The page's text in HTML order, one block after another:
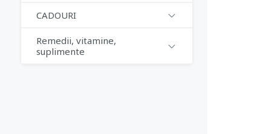
CADOURI
Remedii, vitamine,
suplimente